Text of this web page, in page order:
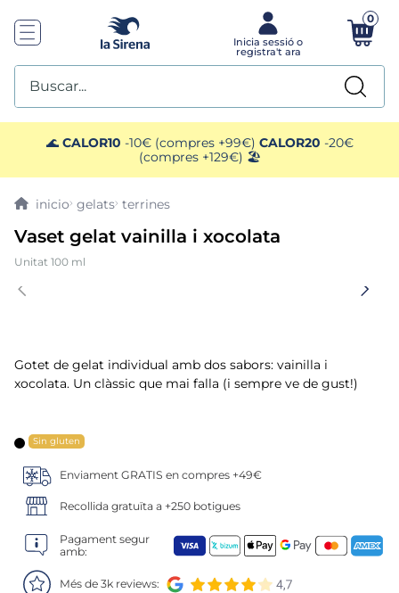
0
Buscar...
🌊 CALOR10 -10€ (compres +99€) CALOR20 -20€
(compres +129€) 🏖️
gelats terrines
Vaset gelat vainilla i xocolata
Unitat 100 ml
Gotet de gelat individual amb dos sabors: vainilla i
xocolata. Un clàssic que mai falla (i sempre ve de gust!)
Sin gluten
Enviament GRATIS en compres +49€
Recollida gratuïta a +250 botigues
Pagament segur
amb:
Més de 3k reviews:
TOP SEARCHES
1. helados sirena
3 patatas
verduras
7. canelones
8. listísimos
. gambon
10. pollo